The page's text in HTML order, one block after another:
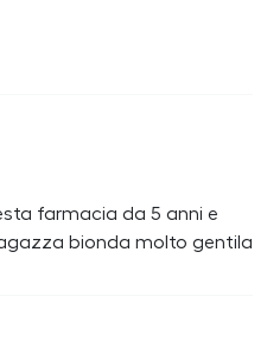
farmacia da 5 anni e
bionda molto gentila